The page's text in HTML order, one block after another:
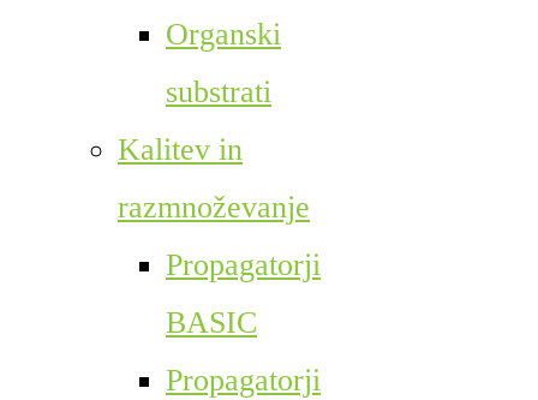
Organski
substrati
Kalitev in
razmnoževanje
Propagatorji
BASIC
Propagatorji